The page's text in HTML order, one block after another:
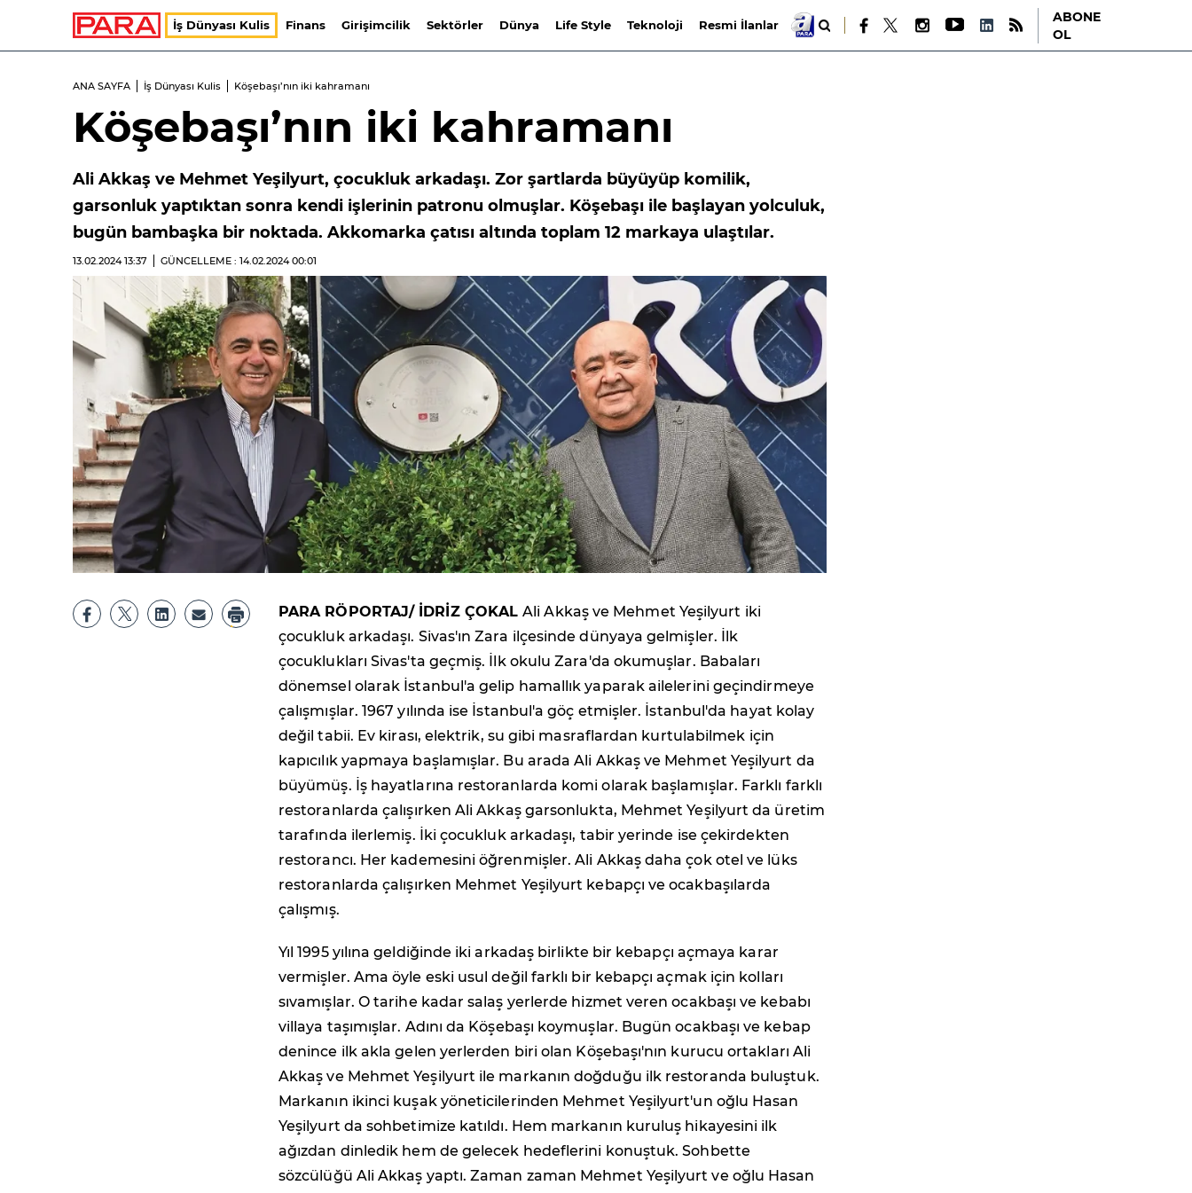
İş Dünyası Kulis Finans Girişimcilik Sektörler Dünya Life Style Teknoloji Resmi İlanlar
ABONE
OL
ANA SAYFA İş Dünyası Kulis Köşebaşı’nın iki kahramanı
Köşebaşı’nın iki kahramanı
Ali Akkaş ve Mehmet Yeşilyurt, çocukluk arkadaşı. Zor şartlarda büyüyüp komilik,
garsonluk yaptıktan sonra kendi işlerinin patronu olmuşlar. Köşebaşı ile başlayan yolculuk,
bugün bambaşka bir noktada. Akkomarka çatısı altında toplam 12 markaya ulaştılar.
13.02.202413:37 GÜNCELLEME : 14.02.202400:01
PARA RÖPORTAJ/ İDRİZ ÇOKALAli Akkaş ve Mehmet Yeşilyurt iki
çocukluk arkadaşı. Sivas'ın Zara ilçesinde dünyaya gelmişler. İlk
çocuklukları Sivas'ta geçmiş. İlk okulu Zara'da okumuşlar. Babaları
dönemsel olarak İstanbul'a gelip hamallık yaparak ailelerini geçindirmeye
çalışmışlar. 1967 yılında ise İstanbul'a göç etmişler. İstanbul'da hayat kolay
değil tabii. Ev kirası, elektrik, su gibi masraflardan kurtulabilmek için
kapıcılık yapmaya başlamışlar. Bu arada Ali Akkaş ve Mehmet Yeşilyurt da
büyümüş. İş hayatlarına restoranlarda komi olarak başlamışlar. Farklı farklı
restoranlarda çalışırken Ali Akkaş garsonlukta, Mehmet Yeşilyurt da üretim
tarafında ilerlemiş. İki çocukluk arkadaşı, tabir yerinde ise çekirdekten
restorancı. Her kademesini öğrenmişler. Ali Akkaş daha çok otel ve lüks
restoranlarda çalışırken Mehmet Yeşilyurt kebapçı ve ocakbaşılarda
çalışmış.
Yıl 1995 yılına geldiğinde iki arkadaş birlikte bir kebapçı açmaya karar
vermişler. Ama öyle eski usul değil farklı bir kebapçı açmak için kolları
sıvamışlar. O tarihe kadar salaş yerlerde hizmet veren ocakbaşı ve kebabı
villaya taşımışlar. Adını da Köşebaşı koymuşlar. Bugün ocakbaşı ve kebap
denince ilk akla gelen yerlerden biri olan Köşebaşı'nın kurucu ortakları Ali
Akkaş ve Mehmet Yeşilyurt ile markanın doğduğu ilk restoranda buluştuk.
Markanın ikinci kuşak yöneticilerinden Mehmet Yeşilyurt'un oğlu Hasan
Yeşilyurt da sohbetimize katıldı. Hem markanın kuruluş hikayesini ilk
ağızdan dinledik hem de gelecek hedeflerini konuştuk. Sohbette
sözcülüğü Ali Akkaş yaptı. Zaman zaman Mehmet Yeşilyurt ve oğlu Hasan